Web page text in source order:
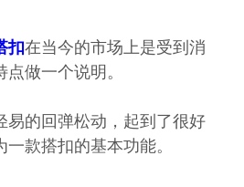
扣在当今的市场上是受到消
做一个说明。
易的回弹松动，起到了很好
款搭扣的基本功能。